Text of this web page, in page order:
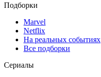
Подборки
Marvel
Netflix
На реальных событиях
Все подборки
Сериалы